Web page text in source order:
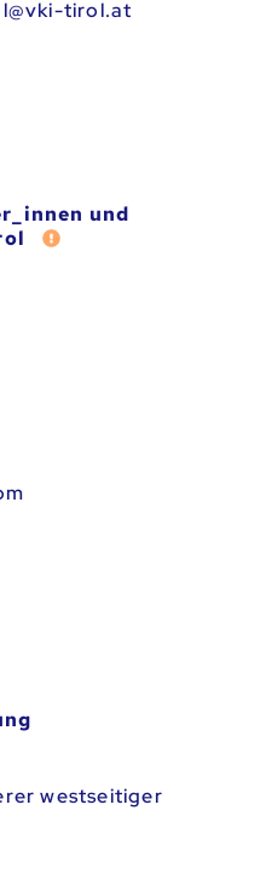
tirol.at
und
Fehler melden
westseitiger